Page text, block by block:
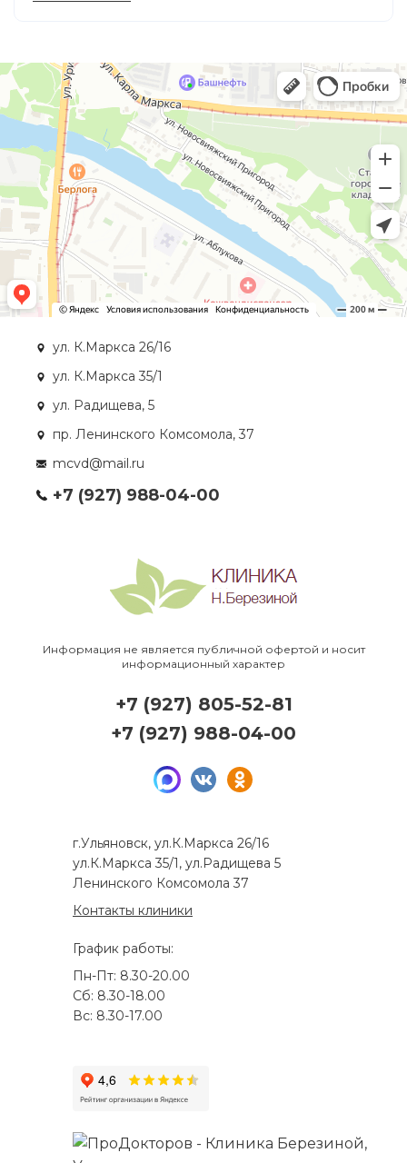
ул. К.Маркса 26/16
ул. К.Маркса 35/1
ул. Радищева, 5
пр. Ленинского Комсомола, 37
mcvd@mail.ru
+7 (927) 988-04-00
Информация не является публичной офертой и носит
информационный характер
г.Ульяновск, ул.К.Маркса 26/16
ул.К.Маркса 35/1, ул.Радищева 5
Ленинского Комсомола 37
Контакты клиники
График работы:
Пн-Пт: 8.30-20.00
Сб: 8.30-18.00
Вс: 8.30-17.00
+7 (927) 805-52-81
+7 (927) 988-04-00